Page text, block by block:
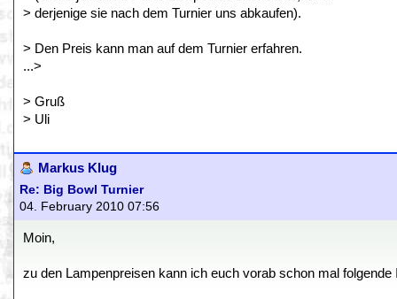
> derjenige sie nach dem Turnier uns abkaufen).
> Den Preis kann man auf dem Turnier erfahren.
...>
> Gruß
> Uli
Markus Klug
Re: Big Bowl Turnier
04. February 2010 07:56
Moin,
zu den Lampenpreisen kann ich euch vorab schon mal folgende